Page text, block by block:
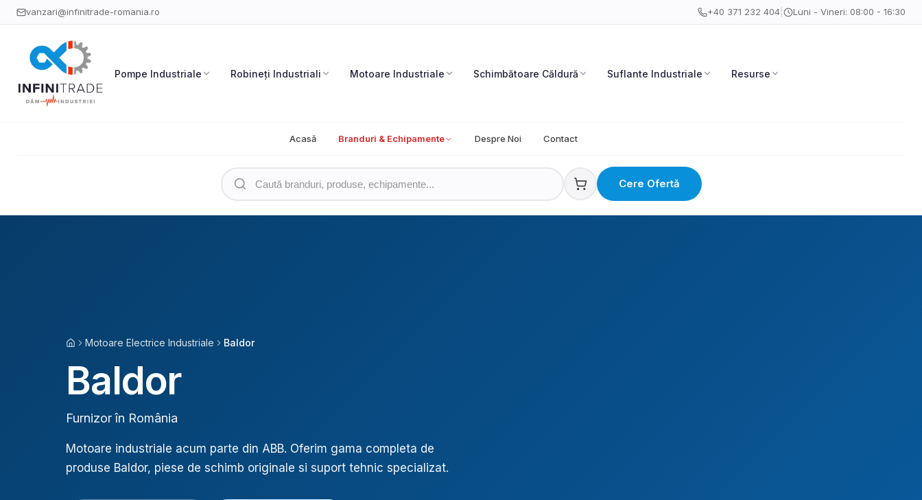
vanzari@infinitrade-romania.ro +40 371 232 404 Luni - Vineri: 08:00 - 16:30
Pompe Industriale Robineți Industriali Motoare Industriale Schimbătoare Căldură Suflante Industriale Resurse
Acasă Branduri & Echipamente Despre Noi Contact
Cere Ofertă
Acasă
Motoare Electrice Industriale Baldor
Baldor
Furnizor în România
Motoare industriale acum parte din ABB. Oferim gama completa de
produse Baldor, piese de schimb originale si suport tehnic specializat.